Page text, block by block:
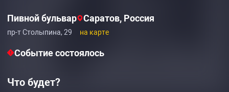
Пивной бульвар Саратов, Россия
пр-т Столыпина, 29 на карте
Событие состоялось
Что будет?